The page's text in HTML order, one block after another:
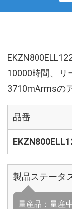
10000時間、リ
3710mArmsの
品番
製品ステータ
量産品：量産